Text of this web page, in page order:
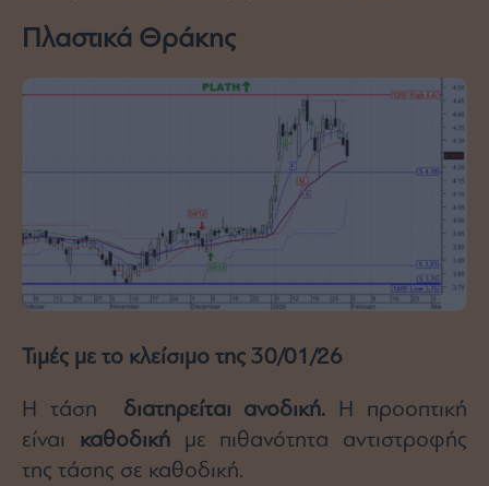
Πλαστικά Θράκης
Τιμές με το κλείσιμο της 30/01/26
Η τάση διατηρείται ανοδική.
Η προοπτική
είναι καθοδικήμε πιθανότητα αντιστροφής
της τάσης σε καθοδική.